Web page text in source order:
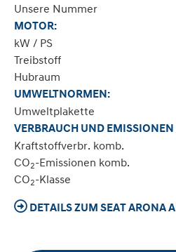
Unsere Nummer
MOTOR:
kW / PS
Treibstoff
Hubraum
UMWELTNORMEN:
Umweltplakette
VERBRAUCH UND
Kraftstoffverbr. komb.
CO2-Emissionen komb.
CO2-Klasse
DETAILS ZUM SEAT ARONA